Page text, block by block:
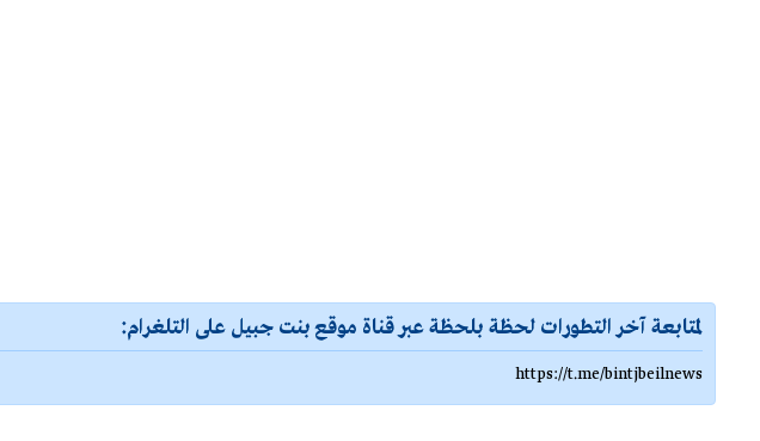
لمتابعة آخر التطورات لحظة بلحظة عبر قناة موقع بنت جبيل على التلغرام:
https://t.me/bintjbeilnews